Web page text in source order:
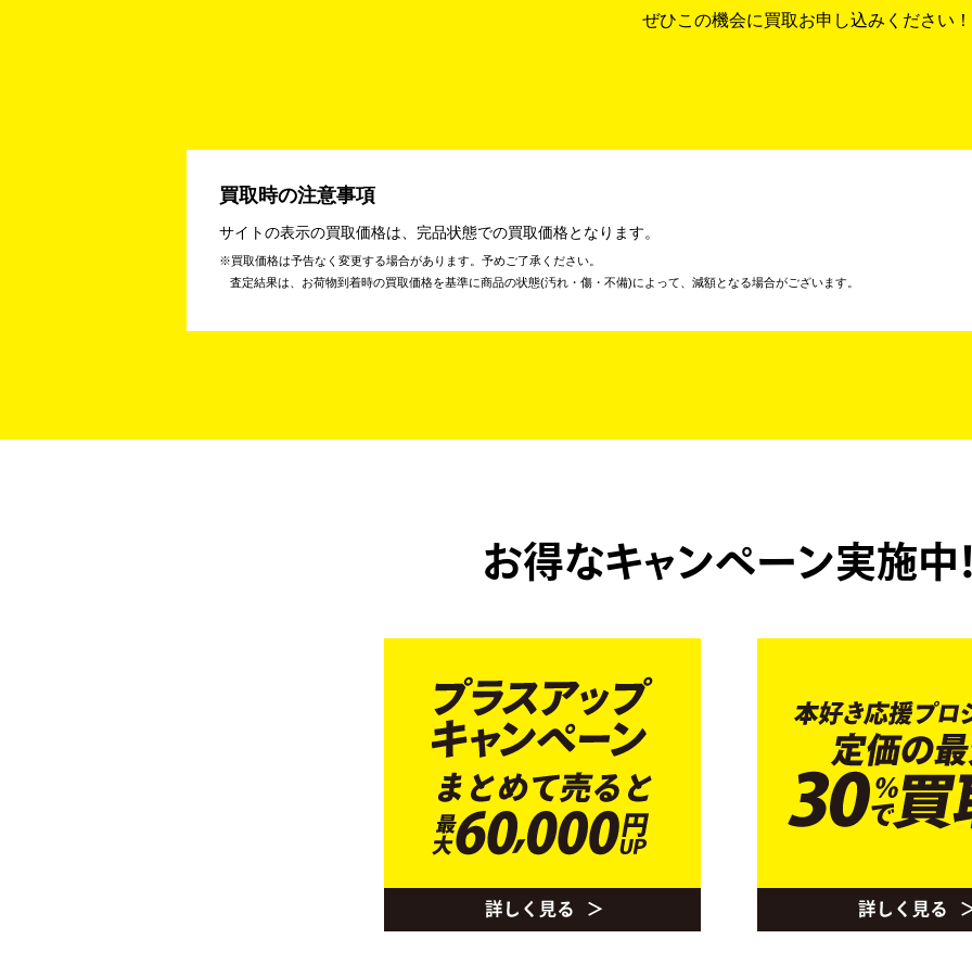
ぜひこの機会に買取お申し込みください！
買取時の注意事項
サイトの表示の買取価格は、完品状態での買取価格となります。
買取価格は予告なく変更する場合があります。予めご了承ください。
査定結果は、お荷物到着時の買取価格を基準に商品の状態(汚れ・傷・不備)によって、減額となる場合がございます。
お得なキャンペーン実施中